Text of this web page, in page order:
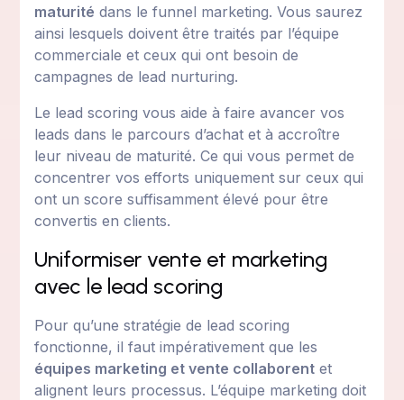
maturité dans le funnel marketing. Vous saurez
ainsi lesquels doivent être traités par l’équipe
commerciale et ceux qui ont besoin de
campagnes de lead nurturing.
Le lead scoring vous aide à faire avancer vos
leads dans le parcours d’achat et à accroître
leur niveau de maturité. Ce qui vous permet de
concentrer vos efforts uniquement sur ceux qui
ont un score suffisamment élevé pour être
convertis en clients.
Uniformiser vente et marketing
avec le lead scoring
Pour qu’une stratégie de lead scoring
fonctionne, il faut impérativement que les
équipes marketing et vente collaborent et
alignent leurs processus. L’équipe marketing doit